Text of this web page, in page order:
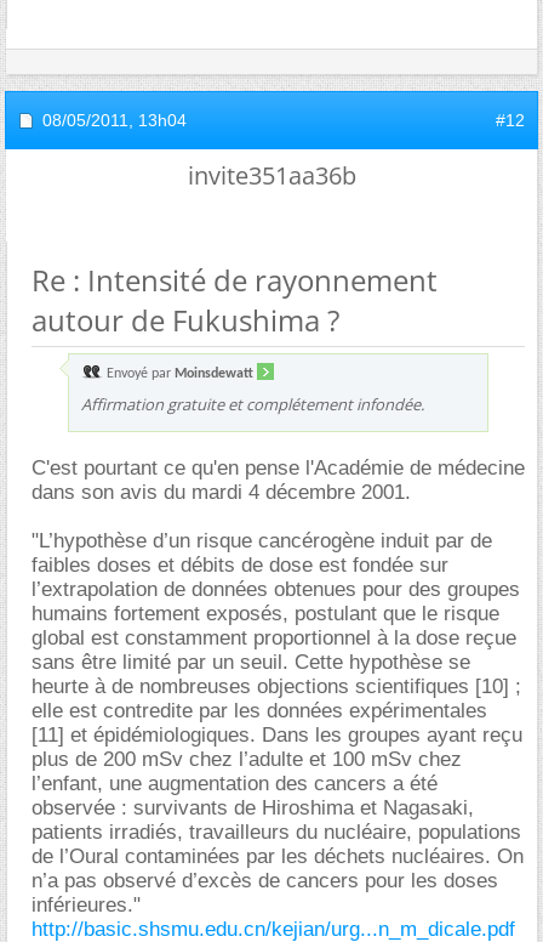
08/05/2011, 13h04 #12
invite351aa36b
Re : Intensité de rayonnement
autour de Fukushima ?
Envoyé par Moinsdewatt
Affirmation gratuite et complétement infondée.
C'est pourtant ce qu'en pense l'Académie de médecine
dans son avis du mardi 4 décembre 2001.
"L’hypothèse d’un risque cancérogène induit par de
faibles doses et débits de dose est fondée sur
l’extrapolation de données obtenues pour des groupes
humains fortement exposés, postulant que le risque
global est constamment proportionnel à la dose reçue
sans être limité par un seuil. Cette hypothèse se
heurte à de nombreuses objections scientifiques [10] ;
elle est contredite par les données expérimentales
[11] et épidémiologiques. Dans les groupes ayant reçu
plus de 200 mSv chez l’adulte et 100 mSv chez
l’enfant, une augmentation des cancers a été
observée : survivants de Hiroshima et Nagasaki,
patients irradiés, travailleurs du nucléaire, populations
de l’Oural contaminées par les déchets nucléaires. On
n’a pas observé d’excès de cancers pour les doses
inférieures."
http://basic.shsmu.edu.cn/kejian/urg...n_m_dicale.pdf